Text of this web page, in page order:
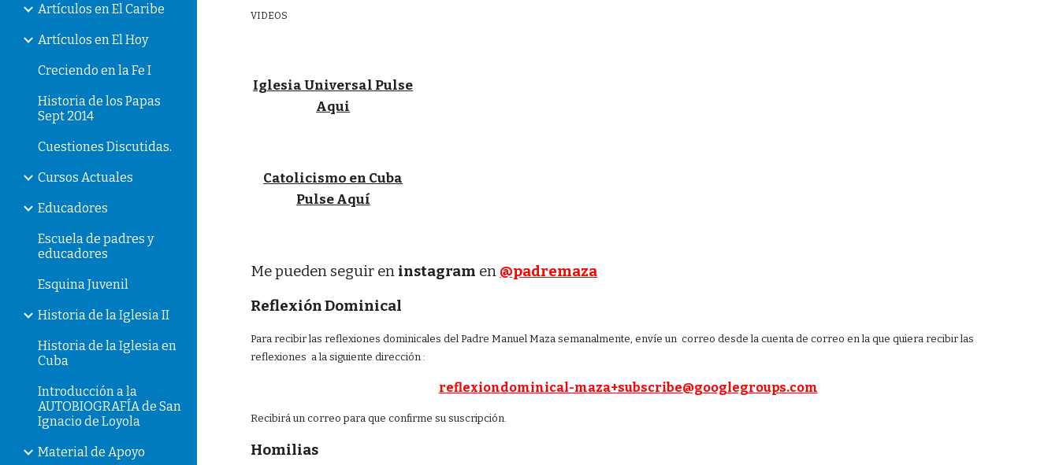
Artículos en El Caribe
Artículos en El Hoy
Creciendo en la Fe I
Historia de los Papas
Sept 2014
Cuestiones Discutidas.
Cursos Actuales
Educadores
Escuela de padres y
educadores
Esquina Juvenil
Historia de la Iglesia II
Historia de la Iglesia en
Cuba
Introducción a la
AUTOBIOGRAFÍA de San
Ignacio de Loyola
Material de Apoyo
VIDEOS
Iglesia Universal Pulse
Aqui
Catolicismo en Cuba
Pulse Aquí
Me pueden seguir en instagram en @padremaza
Reflexión Dominical
Para recibir las reflexiones dominicales del Padre Manuel Maza semanalmente, envíe un correo desde la cuenta de correo en la que quiera recibir las
reflexiones a la siguiente dirección :
reflexiondominical-maza+subscribe@googlegroups.com
Recibirá un correo para que confirme su suscripción.
Homilias